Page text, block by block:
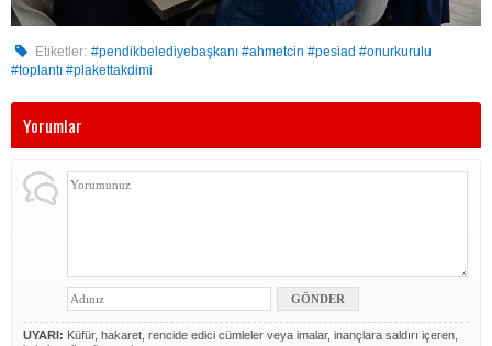
Etiketler: #pendikbelediyebaşkanı #ahmetcin #pesiad #onurkurulu
#toplantı #plakettakdimi
Yorumlar
UYARI: Küfür, hakaret, rencide edici cümleler veya imalar, inançlara saldırı içeren,